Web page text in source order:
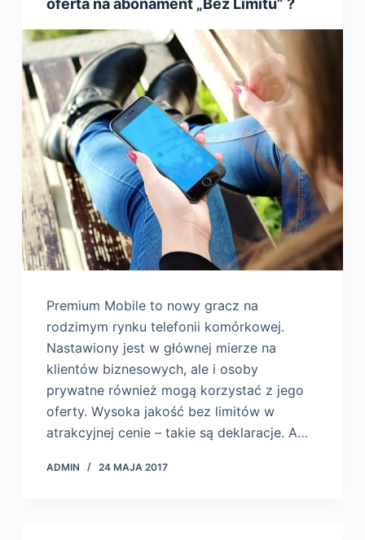
oferta na abonament „Bez Limitu” ?
Premium Mobile to nowy gracz na
rodzimym rynku telefonii komórkowej.
Nastawiony jest w głównej mierze na
klientów biznesowych, ale i osoby
prywatne również mogą korzystać z jego
oferty. Wysoka jakość bez limitów w
atrakcyjnej cenie – takie są deklaracje. A…
ADMIN 24 MAJA 2017